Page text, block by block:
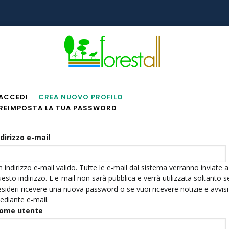
CREA NUOVO PROFILO
LA TUA PASSWORD
e-mail
indirizzo e-mail valido. Tutte le e-mail dal sistema verranno inviate a
indirizzo. L'e-mail non sarà pubblica e verrà utilizzata soltanto
ricevere una nuova password o se vuoi ricevere notizie e avvisi
e-mail.
utente